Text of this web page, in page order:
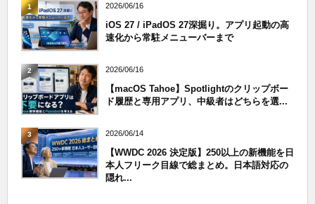
1 2026/06/16
iOS 27 / iPadOS 27深掘り。アプリ起動の高
速化から常駐メニューバーまで
2 2026/06/16
【macOS Tahoe】Spotlightのクリップボー
ド履歴と専用アプリ、中級者はどちらを選...
3 2026/06/14
【WWDC 2026 決定版】250以上の新機能を日
本人フリーク目線で総まとめ。日本語対応の
隠れ...